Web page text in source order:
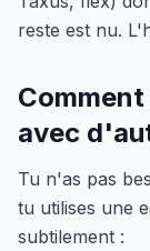
reste est nu.
avec
Tu n'as pas
tu utilises une
subtilement :